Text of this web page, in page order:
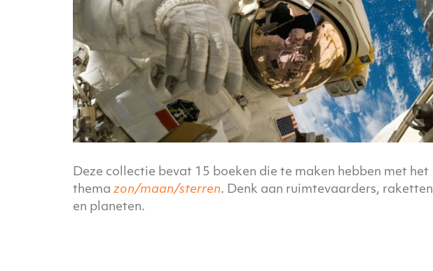
Deze collectie bevat 15 boeken die te maken hebben met het
thema zon/maan/sterren. Denk aan ruimtevaarders, raketten
en planeten.